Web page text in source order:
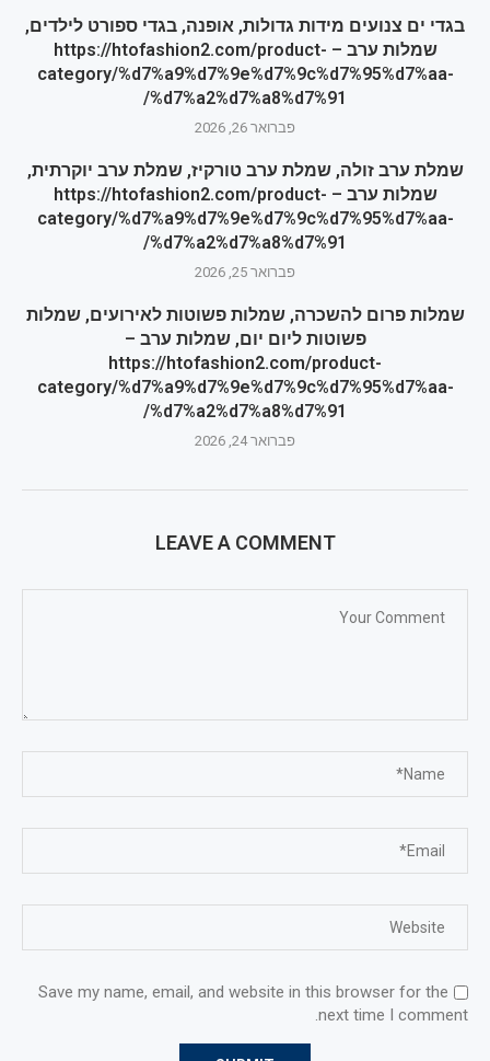
בגדי ים צנועים מידות גדולות, אופנה, בגדי ספורט לילדים,
שמלות ערב – https://htofashion2.com/product-
category/%d7%a9%d7%9e%d7%9c%d7%95%d7%aa-
%d7%a2%d7%a8%d7%91/
פברואר 26, 2026
שמלת ערב זולה, שמלת ערב טורקיז, שמלת ערב יוקרתית,
שמלות ערב – https://htofashion2.com/product-
category/%d7%a9%d7%9e%d7%9c%d7%95%d7%aa-
%d7%a2%d7%a8%d7%91/
פברואר 25, 2026
שמלות פרום להשכרה, שמלות פשוטות לאירועים, שמלות
פשוטות ליום יום, שמלות ערב –
https://htofashion2.com/product-
category/%d7%a9%d7%9e%d7%9c%d7%95%d7%aa-
%d7%a2%d7%a8%d7%91/
פברואר 24, 2026
LEAVE A COMMENT
Save my name, email, and website in this browser for the
next time I comment.